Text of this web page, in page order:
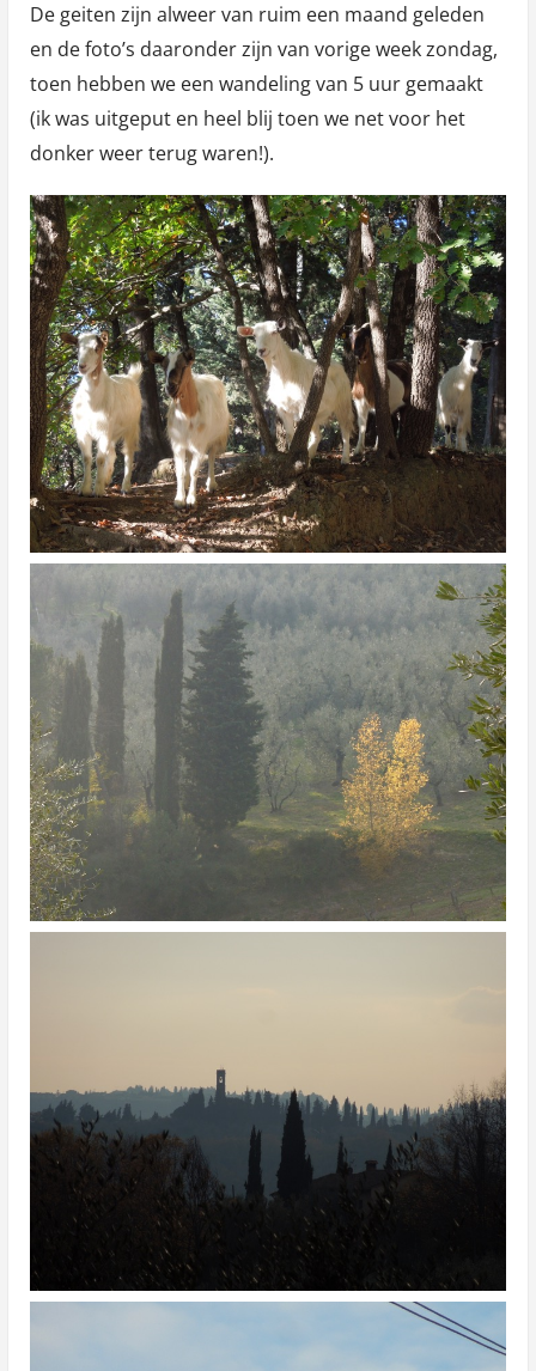
De geiten zijn alweer van ruim een maand geleden
en de foto’s daaronder zijn van vorige week zondag,
toen hebben we een wandeling van 5 uur gemaakt
(ik was uitgeput en heel blij toen we net voor het
donker weer terug waren!).